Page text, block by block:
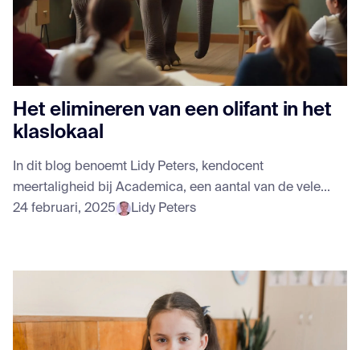
Het elimineren van een olifant in het
klaslokaal
In dit blog benoemt Lidy Peters, kendocent
meertaligheid bij Academica, een aantal van de vele...
24 februari, 2025
Lidy Peters